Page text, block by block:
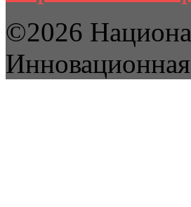
©2026